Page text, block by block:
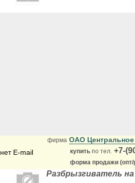
нет E-mail
фирма ОАО Центральное
купить по тел. +7-
форма продажи (опт/
Разбрызгиватель